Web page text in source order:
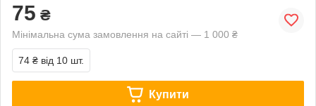
75 ₴
Мінімальна сума замовлення на сайті — 1 000 ₴
74 ₴ від 10 шт.
Купити